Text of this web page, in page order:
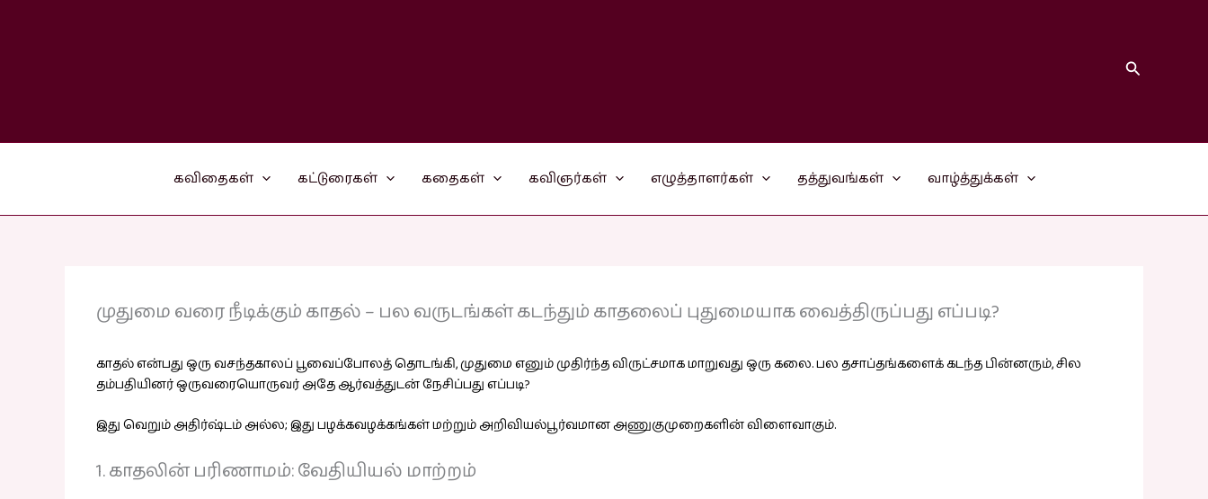
Search
கவிதைகள் கட்டுரைகள் கதைகள் கவிஞர்கள் எழுத்தாளர்கள் தத்துவங்கள் வாழ்த்துக்கள்
முதுமை வரை நீடிக்கும் காதல் – பல வருடங்கள் கடந்தும் காதலைப் புதுமையாக வைத்திருப்பது எப்படி?
காதல் என்பது ஒரு வசந்தகாலப் பூவைப்போலத் தொடங்கி, முதுமை எனும் முதிர்ந்த விருட்சமாக மாறுவது ஒரு கலை. பல தசாப்தங்களைக் கடந்த பின்னரும், சில
தம்பதியினர் ஒருவரையொருவர் அதே ஆர்வத்துடன் நேசிப்பது எப்படி?
இது வெறும் அதிர்ஷ்டம் அல்ல; இது பழக்கவழக்கங்கள் மற்றும் அறிவியல்பூர்வமான அணுகுமுறைகளின் விளைவாகும்.
1. காதலின் பரிணாமம்: வேதியியல் மாற்றம்